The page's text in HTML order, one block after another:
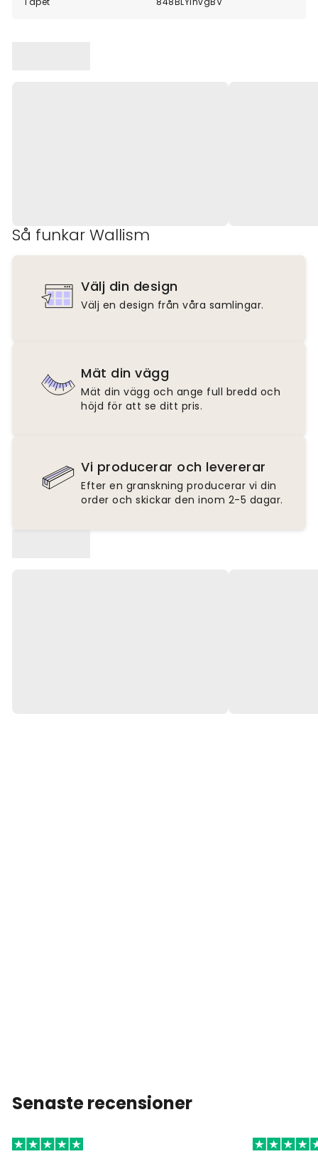
Så funkar Wallism
Välj din design
Välj en design från våra samlingar.
Mät din vägg
Mät din vägg och ange full bredd och
höjd för att se ditt pris.
Vi producerar och levererar
Efter en granskning producerar vi din
order och skickar den inom 2-5 dagar.
Senaste recensioner